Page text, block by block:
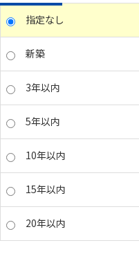
指定なし
新築
3年以内
5年以内
10年以内
15年以内
20年以内